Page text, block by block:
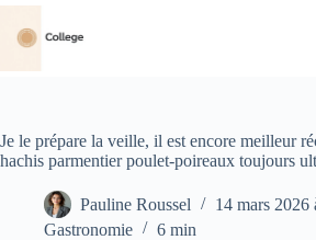
Passer
contenu
Je le prépare la veille, il est encore meilleur
hachis parmentier poulet-poireaux toujours
Pauline Roussel
14 mars 2026
Gastronomie
6 min